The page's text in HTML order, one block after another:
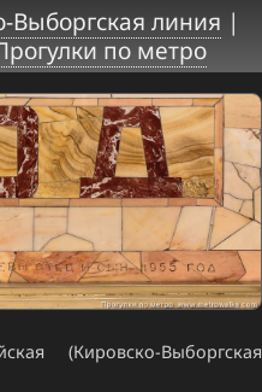
Выборгская линия |
по метро
(Кировско-Выборгская